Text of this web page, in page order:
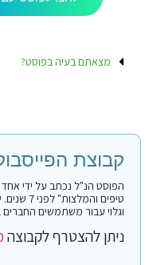
מצאתם בעיה בפוסט?
קבוצת
הפוסט הנ"ל נכתב על ידי אחד
טיפים
וגלוי עבור משתמשים
ניתן להצטרף לקבוצה